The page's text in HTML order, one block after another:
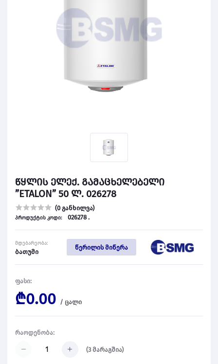
წყლის ელექ. გამაცხელებელი
”ETALON” 50 ლ. 026278
(0 განხილვა)
პროდუქტის კოდი: 026278 .
მდებარეობა:
ბათუმი
წერილის მიწერა
ფასი:
₾0.00 / ცალი
რაოდენობა:
(3მარაგშია)